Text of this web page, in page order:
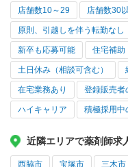
店舗数10～29 店舗数30
原則、引越しを伴う転勤なし
新卒も応募可能 住宅補助
土日休み（相談可含む）
在宅業務あり 登録販売者
ハイキャリア 積極採用中
近隣エリアで薬剤師求
西脇市 宝塚市 三木市